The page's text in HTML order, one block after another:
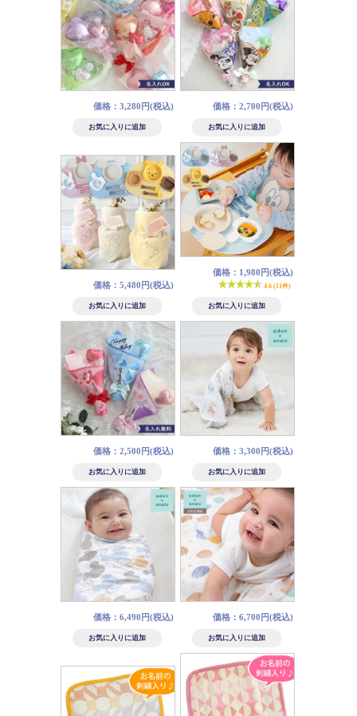
価格：3,280円(税込) 価格：2,700円(税込)
価格：5,480円(税込)
価格：1,980円(税込)
4.6 (11件)
価格：2,500円(税込) 価格：3,300円(税込)
価格：6,490円(税込) 価格：6,700円(税込)